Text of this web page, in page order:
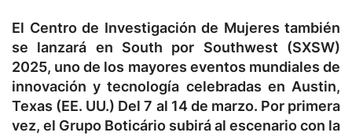
El Centro de Investigación de Mujeres también
se lanzará en South por Southwest (SXSW)
2025, uno de los mayores eventos mundiales de
innovación y tecnología celebradas en Austin,
Texas (EE. UU.) Del 7 al 14 de marzo. Por primera
vez, el Grupo Boticário subirá al escenario con la